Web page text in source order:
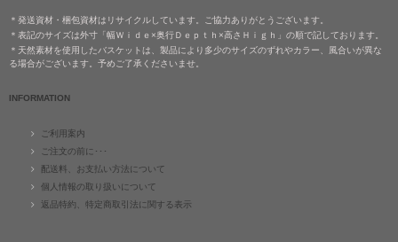
＊発送資材・梱包資材はリサイクルしています。ご協力ありがとうございます。
＊表記のサイズは外寸「幅Ｗｉｄｅ×奥行Ｄｅｐｔｈ×高さＨｉｇｈ」の順で記しております。
＊天然素材を使用したバスケットは、製品により多少のサイズのずれやカラー、風合いが異な
る場合がございます。予めご了承くださいませ。
INFORMATION
ご利用案内
ご注文の前に･･･
配送料、お支払い方法について
個人情報の取り扱いについて
返品特約、特定商取引法に関する表示